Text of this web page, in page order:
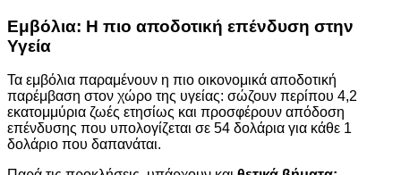
Εμβόλια: Η πιο αποδοτική επένδυση στην
Υγεία
Τα εμβόλια παραμένουν η πιο οικονομικά αποδοτική
παρέμβαση στον χώρο της υγείας: σώζουν περίπου 4,2
εκατομμύρια ζωές ετησίως και προσφέρουν απόδοση
επένδυσης που υπολογίζεται σε 54 δολάρια για κάθε 1
δολάριο που δαπανάται.